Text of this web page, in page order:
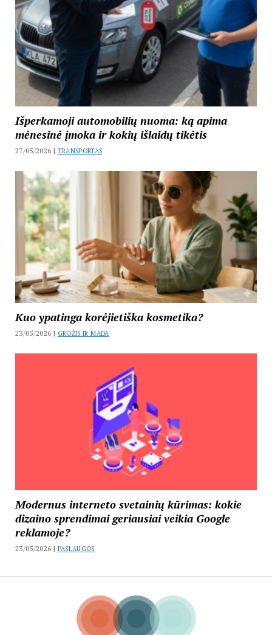
Išperkamoji automobilių nuoma: ką apima
mėnesinė įmoka ir kokių išlaidų tikėtis
27/05/2026 | TRANSPORTAS
Kuo ypatinga korėjietiška kosmetika?
23/05/2026 | GROŽIS IR MADA
Modernus interneto svetainių kūrimas: kokie
dizaino sprendimai geriausiai veikia Google
reklamoje?
23/05/2026 | PASLAUGOS